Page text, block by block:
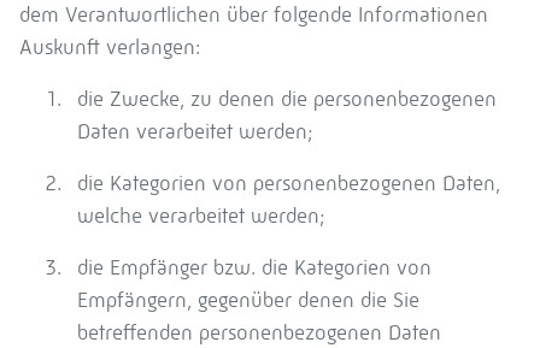
dem Verantwortlichen über folgende Informationen
Auskunft verlangen:
die Zwecke, zu denen die personenbezogenen
Daten verarbeitet werden;
die Kategorien von personenbezogenen Daten,
welche verarbeitet werden;
die Empfänger bzw. die Kategorien von
Empfängern, gegenüber denen die Sie
betreffenden personenbezogenen Daten